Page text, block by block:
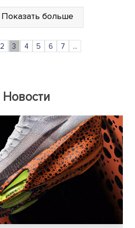
Показать больше
2 3 4 5 6 7 ...
Новости